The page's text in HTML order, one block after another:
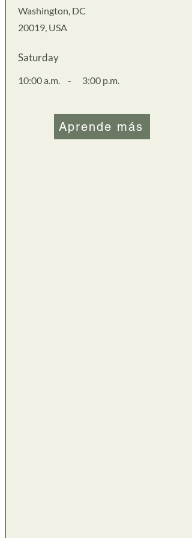
Washington, DC
20019, USA
Saturday
10:00 a.m. - 3:00 p.m.
Aprende más